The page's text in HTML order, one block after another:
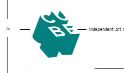
le independent art